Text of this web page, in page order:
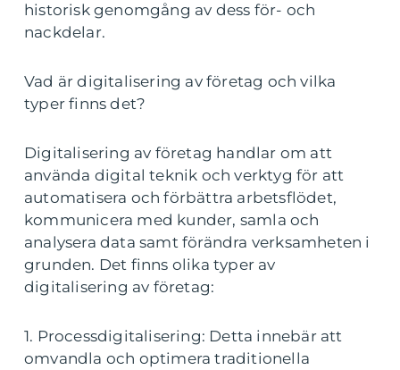
historisk genomgång av dess för- och
nackdelar.
Vad är digitalisering av företag och vilka
typer finns det?
Digitalisering av företag handlar om att
använda digital teknik och verktyg för att
automatisera och förbättra arbetsflödet,
kommunicera med kunder, samla och
analysera data samt förändra verksamheten i
grunden. Det finns olika typer av
digitalisering av företag:
1. Processdigitalisering: Detta innebär att
omvandla och optimera traditionella